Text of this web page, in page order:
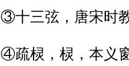
③十三弦，唐宋时
④疏棂，棂，本义